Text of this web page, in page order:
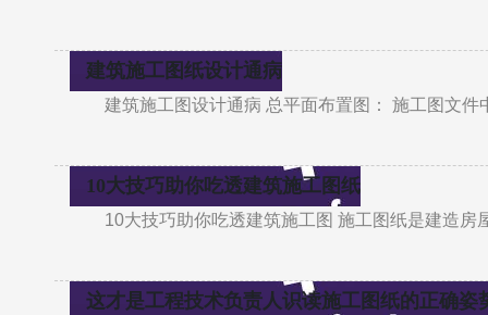
建筑施工图纸设计通病
建筑施工图设计通病 总平面布置图： 施工图文
10大技巧助你吃透建筑施工图纸
10大技巧助你吃透建筑施工图 施工图纸是建造
这才是工程技术负责人识读施工图纸的正确姿